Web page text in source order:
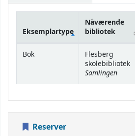
Beholdning
Eksemplartype
Nåværende
bibliotek
Bok
Flesberg
skolebibliotek
Samlingen
Reserver